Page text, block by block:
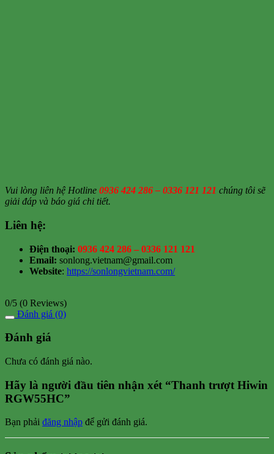
Vui lòng liên hệ Hotline 0936 424 286 – 0336 121 121 chúng tôi sẽ
giải đáp và báo giá chi tiết.
Liên hệ:
Điện thoại: 0936 424 286 – 0336 121 121
Email: sonlong.vietnam@gmail.com
Website: https://sonlongvietnam.com/
0/5 (0 Reviews)
Đánh giá (0)
Đánh giá
Chưa có đánh giá nào.
Hãy là người đầu tiên nhận xét “Thanh trượt Hiwin
RGW55HC”
Bạn phải đăng nhập để gửi đánh giá.